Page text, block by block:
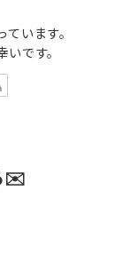
います。
です。
✉️